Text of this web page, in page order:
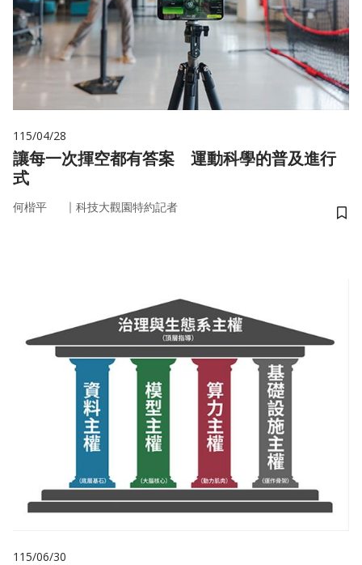
115/04/28
讓每一次揮空都有答案 運動科學的普及進行
式
何楷平 ｜ 科技大觀園特約記者
儲
115/06/30